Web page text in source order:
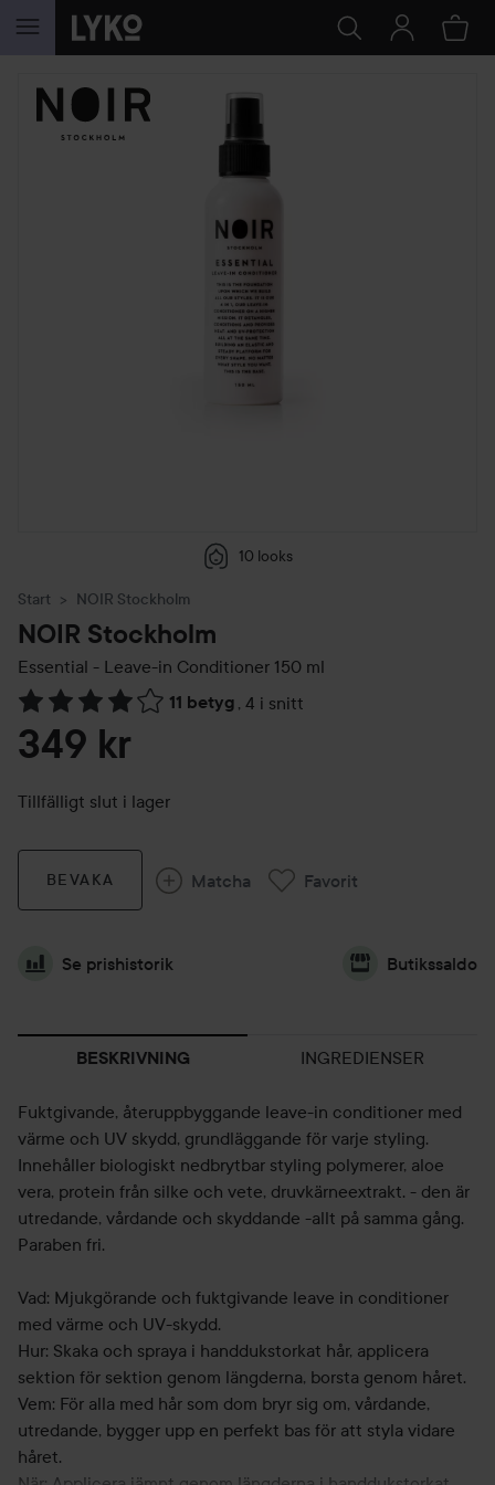
HOPPA TILL INNEHÅLLET
10 looks
Start NOIR Stockholm
NOIR Stockholm
Essential - Leave-in Conditioner 150 ml
11 betyg , 4 i snitt
Hoppa till Betyg & kommentarer
349 kr
Tillfälligt slut i lager
BEVAKA Matcha Favorit
Se prishistorik Butikssaldo
BESKRIVNING INGREDIENSER
Fuktgivande, återuppbyggande leave-in conditioner med
värme och UV skydd, grundläggande för varje styling.
Innehåller biologiskt nedbrytbar styling polymerer, aloe
vera, protein från silke och vete, druvkärneextrakt. - den är
utredande, vårdande och skyddande -allt på samma gång.
Paraben fri.
Vad: Mjukgörande och fuktgivande leave in conditioner
med värme och UV-skydd.
Hur: Skaka och spraya i handdukstorkat hår, applicera
sektion för sektion genom längderna, borsta genom håret.
Vem: För alla med hår som dom bryr sig om, vårdande,
utredande, bygger upp en perfekt bas för att styla vidare
håret.